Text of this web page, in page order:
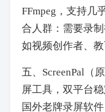
FFmpeg，支持几
合人群：需要录
如视频创作者、教
五、ScreenPal（
屏工具，双平台稳
国外老牌录屏软